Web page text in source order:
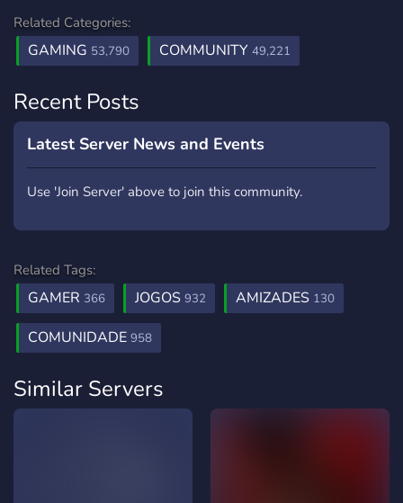
Related Categories:
GAMING 53,790 COMMUNITY 49,221
Recent Posts
Latest Server News and Events
Use 'Join Server' above to join this community.
Related Tags:
GAMER 366 JOGOS 932 AMIZADES 130
COMUNIDADE 958
Similar Servers